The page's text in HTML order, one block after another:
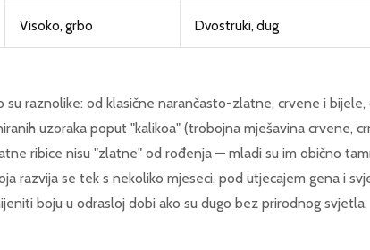
Visoko, grbo Dvostruki, dug
su raznolike: od klasične narančasto-zlatne, crvene i bijele,
uzoraka poput "kalikoa" (trobojna mješavina crvene,
ribice nisu "zlatne" od rođenja — mladi su im obično
razvija se tek s nekoliko mjeseci, pod utjecajem gena i
boju u odrasloj dobi ako su dugo bez prirodnog svjetla.